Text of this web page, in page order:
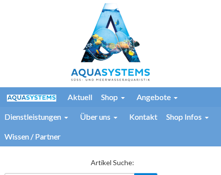
Aktuell Shop Angebote
Dienstleistungen Über uns Kontakt Shop Infos
Wissen / Partner
Artikel Suche: